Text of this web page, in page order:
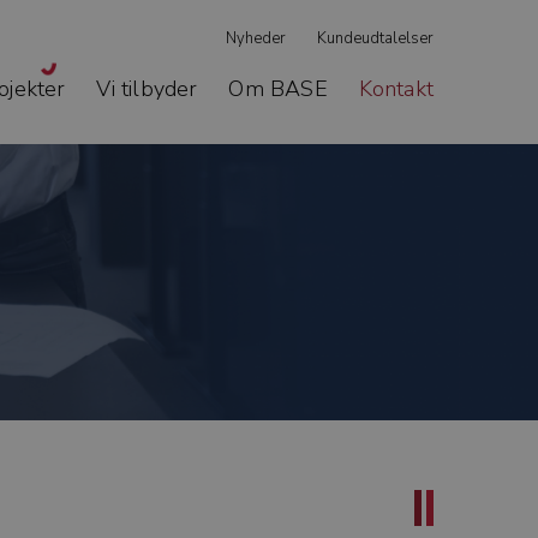
Nyheder Kundeudtalelser
Vi tilbyder Om BASE Kontakt